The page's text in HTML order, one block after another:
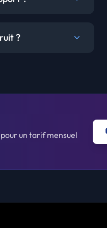
?
un tarif mensuel